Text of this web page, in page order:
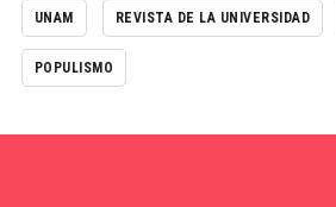
UNAM REVISTA DE LA UNIVERSIDAD
POPULISMO